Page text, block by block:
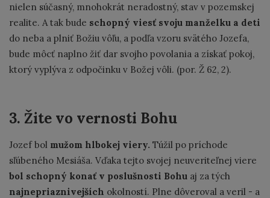
nielen súčasný, mnohokrát neradostný, stav v pozemskej
realite. A tak bude schopný viesť svoju manželku a deti
do neba a plniť Božiu vôľu, a podľa vzoru svätého Jozefa,
bude môcť naplno žiť dar svojho povolania a získať pokoj,
ktorý vyplýva z odpočinku v Božej vôli. (por. Ž 62, 2).
3. Žite vo vernosti Bohu
Jozef bol mužom hlbokej viery. Túžil po príchode
sľúbeného Mesiáša. Vďaka tejto svojej neuveriteľnej viere
bol schopný konať v poslušnosti Bohu aj za tých
najnepriaznivejších okolností. Plne dôveroval a veril - a